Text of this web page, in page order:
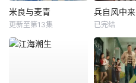
米良与麦青
更新至第13集
兵自风中来
已完结